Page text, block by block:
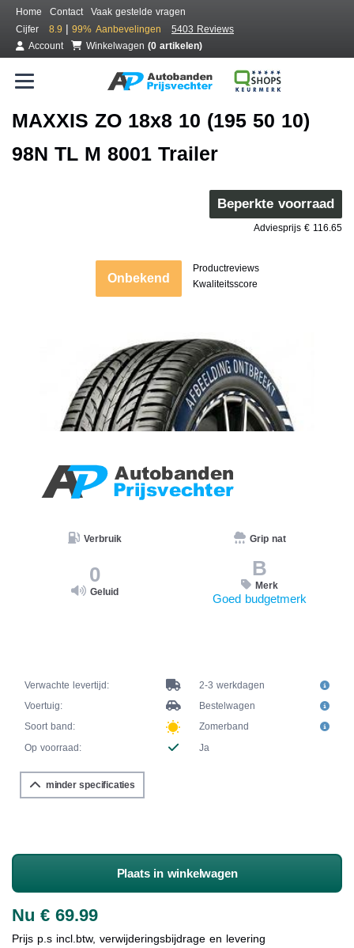
Home Contact
Vaak gestelde vragen
Cijfer
8.9 | 99% Aanbevelingen
5403 Reviews
Account
Winkelwagen (0 artikelen)
MAXXIS ZO 18x8 10 (195 50 10)
98N TL M 8001 Trailer
Beperkte voorraad
Adviesprijs € 116.65
Onbekend
Productreviews
Kwaliteitsscore
Verbruik Grip nat
0
Geluid
B
Merk
Goed budgetmerk
Verwachte levertijd:
2-3 werkdagen
Voertuig:
Bestelwagen
Soort band:
Zomerband
Op voorraad:
Ja
minder specificaties
Plaats in winkelwagen
Nu € 69.99
Prijs p.s incl.btw, verwijderingsbijdrage en levering